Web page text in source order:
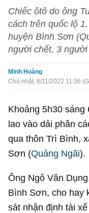
Chiếc ôtô do ông
cách trên quốc lộ
huyện Bình Sơn
người chết, 3
Minh Hoàng
Chủ nhật, 6/11/2022 11:36
Khoảng 5h30 sáng
lao vào dải phân
qua thôn Trì Bình,
Sơn (Quảng Ngãi).
Ông Ngô Văn
Bình Sơn, cho hay
sát nhận định tài